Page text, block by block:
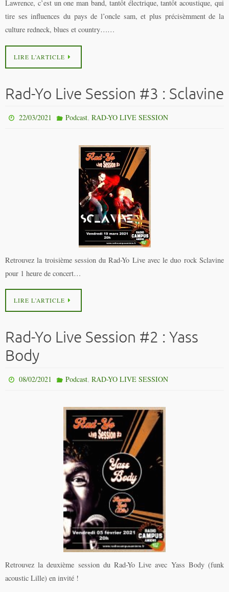
Lawrence, c’est un one man band, tantôt électrique, tantôt acoustique, qui
tire ses influences du pays de l’oncle sam, et plus précisèmment de la
culture redneck, blues et country……
LIRE L’ARTICLE
Rad-Yo Live Session #3 : Sclavine
22/03/2021 Podcast, RAD-YO LIVE SESSION
Retrouvez la troisième session du Rad-Yo Live avec le duo rock Sclavine
pour 1 heure de concert…
LIRE L’ARTICLE
Rad-Yo Live Session #2 : Yass
Body
08/02/2021 Podcast, RAD-YO LIVE SESSION
Retrouvez la deuxième session du Rad-Yo Live avec Yass Body (funk
acoustic Lille) en invité !